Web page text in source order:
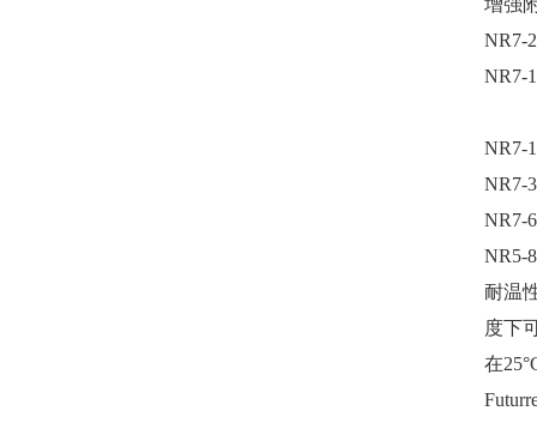
增强
NR7-
NR7-
NR7-
NR7-
NR7-
NR5-
耐温
度下
在